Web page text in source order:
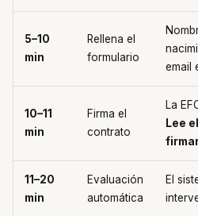
5–10
min
Rellena el
formulario
email
10–11
min
Firma el
contrato
La
Lee
11–20
min
Evaluación
automática
El